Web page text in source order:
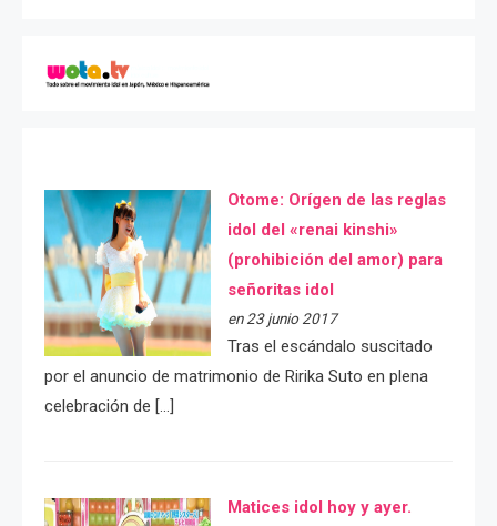
Otome: Orígen de las reglas
idol del «renai kinshi»
(prohibición del amor) para
señoritas idol
en 23 junio 2017
Tras el escándalo suscitado
por el anuncio de matrimonio de Ririka Suto en plena
celebración de […]
Matices idol hoy y ayer.